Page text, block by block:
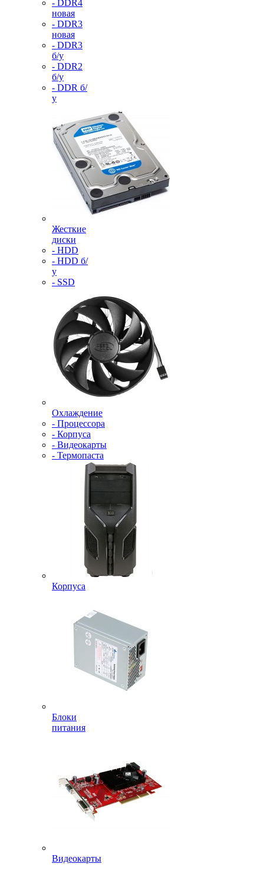
- DDR4
новая
- DDR3
новая
- DDR3
б/у
- DDR2
б/у
- DDR б/
у
Жесткие
диски
- HDD
- HDD б/
у
- SSD
Охлаждение
- Процессора
- Корпуса
- Видеокарты
- Термопаста
Корпуса
Блоки
питания
Видеокарты